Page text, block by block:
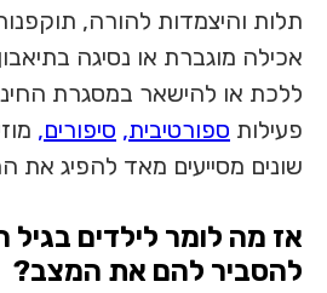
תלות והיצמדות להורה,
אכילה מוגברת או נסיגה
ללכת או להישאר במסגרת
פעילות ספורטיבית, סיפורים,
שונים מסייעים מאד להפיג את
אז מה לומר לילדים בגיל
להסביר להם את המצב?